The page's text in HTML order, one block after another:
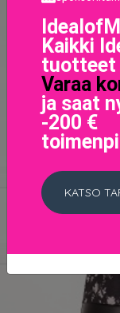
Kaikki
tuotteet
Varaa
ja saat
-200 €
KATSO